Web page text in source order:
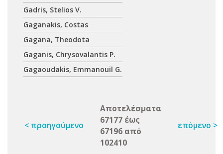
Gadris, Stelios V.
Gaganakis, Costas
Gagana, Theodota
Gaganis, Chrysovalantis P.
Gagaoudakis, Emmanouil G.
< προηγούμενο
Αποτελέσματα
67177 έως
67196 από
102410
επόμενο >